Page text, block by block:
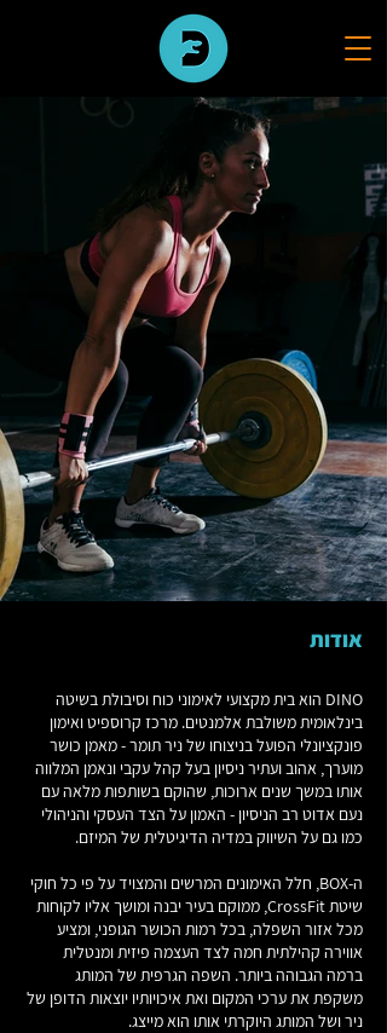
אודות
DINO הוא בית מקצועי לאימוני כוח וסיבולת בשיטה
בינלאומית משולבת אלמנטים. מרכז קרוספיט ואימון
פונקציונלי הפועל בניצוחו של ניר תומר - מאמן כושר
מוערך, אהוב ועתיר ניסיון בעל קהל עקבי ונאמן המלווה
אותו במשך שנים ארוכות, שהוקם בשותפות מלאה עם
נעם אדוט רב הניסיון - האמון על הצד העסקי והניהולי
כמו גם על השיווק במדיה הדיגיטלית של המיזם.
ה-BOX, חלל האימונים המרשים והמצויד על פי כל חוקי
שיטת CrossFit, ממוקם בעיר יבנה ומושך אליו לקוחות
מכל אזור השפלה, בכל רמות הכושר הגופני, ומציע
אווירה קהילתית חמה לצד העצמה פיזית ומנטלית
ברמה הגבוהה ביותר. השפה הגרפית של המותג
משקפת את ערכי המקום ואת איכויותיו יוצאות הדופן של
ניר ושל המותג היוקרתי אותו הוא מייצג.